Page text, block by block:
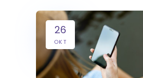
26
OKT